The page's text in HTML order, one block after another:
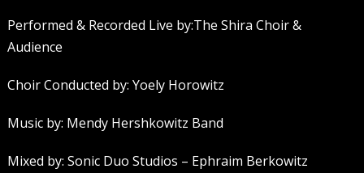
Performed & Recorded Live by:The Shira Choir &
Audience
Choir Conducted by: Yoely Horowitz
Music by: Mendy Hershkowitz Band
Mixed by: Sonic Duo Studios – Ephraim Berkowitz